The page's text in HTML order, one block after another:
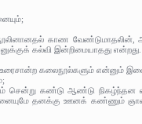
நூலினானதல் காண
கல்வி இன்றிமையாதது
உரைசான்ற கலைநூல்களும் என்னும்
சென்று கண்டு ஆண்டு
தனக்கு ஊனக் கண்ணும்